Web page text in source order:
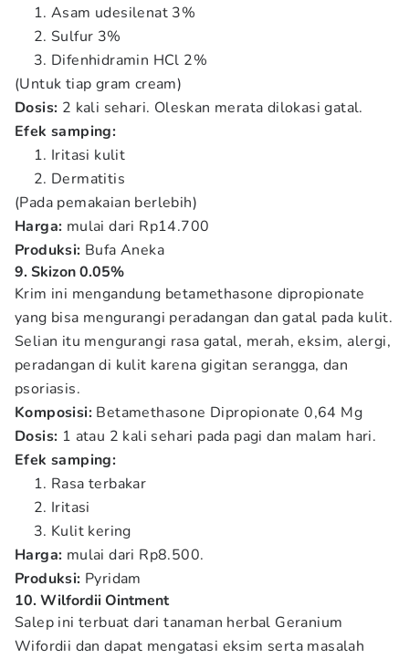
Asam udesilenat 3%
Sulfur 3%
Difenhidramin HCl 2%
(Untuk tiap gram cream)
Dosis: 2 kali sehari. Oleskan merata dilokasi gatal.
Efek samping:
Iritasi kulit
Dermatitis
(Pada pemakaian berlebih)
Harga: mulai dari Rp14.700
Produksi: Bufa Aneka
9. Skizon 0.05%
Krim ini mengandung betamethasone dipropionate
yang bisa mengurangi peradangan dan gatal pada kulit.
Selian itu mengurangi rasa gatal, merah, eksim, alergi,
peradangan di kulit karena gigitan serangga, dan
psoriasis.
Komposisi: Betamethasone Dipropionate 0,64 Mg
Dosis: 1 atau 2 kali sehari pada pagi dan malam hari.
Efek samping:
Rasa terbakar
Iritasi
Kulit kering
Harga: mulai dari Rp8.500.
Produksi: Pyridam
10. Wilfordii Ointment
Salep ini terbuat dari tanaman herbal Geranium
Wifordii dan dapat mengatasi eksim serta masalah